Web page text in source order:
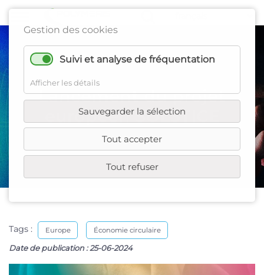
Gestion des cookies
Suivi et analyse de fréquentation
Afficher les détails
Sauvegarder la sélection
Tout accepter
Tout refuser
Lancement du projet
européen SOLSTICE
Tags : Europe Économie circulaire
Date de publication :25-06-2024